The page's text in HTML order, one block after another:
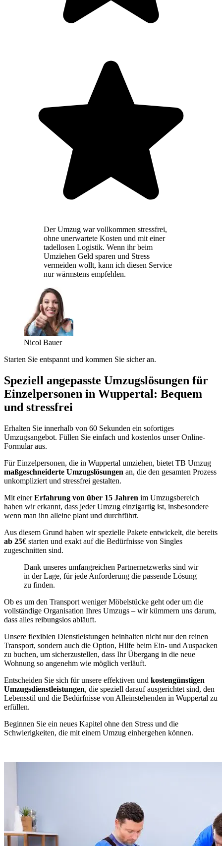
Der Umzug war vollkommen stressfrei,
ohne unerwartete Kosten und mit einer
tadellosen Logistik. Wenn ihr beim
Umziehen Geld sparen und Stress
vermeiden wollt, kann ich diesen Service
nur wärmstens empfehlen.
Nicol Bauer
Starten Sie entspannt und kommen Sie sicher an.
Speziell angepasste Umzugslösungen für
Einzelpersonen in Wuppertal: Bequem
und stressfrei
Erhalten Sie innerhalb von 60 Sekunden ein sofortiges
Umzugsangebot. Füllen Sie einfach und kostenlos unser Online-
Formular aus.
Für Einzelpersonen, die in Wuppertal umziehen, bietet TB Umzug
maßgeschneiderte Umzugslösungen an, die den gesamten Prozess
unkompliziert und stressfrei gestalten.
Mit einerErfahrung von über 15 Jahren im Umzugsbereich
haben wir erkannt, dass jeder Umzug einzigartig ist, insbesondere
wenn man ihn alleine plant und durchführt.
Aus diesem Grund haben wir spezielle Pakete entwickelt, die bereits
ab 25€ starten und exakt auf die Bedürfnisse von Singles
zugeschnitten sind.
Dank unseres umfangreichen Partnernetzwerks sind wir
in der Lage, für jede Anforderung die passende Lösung
zu finden.
Ob es um den Transport weniger Möbelstücke geht oder um die
vollständige Organisation Ihres Umzugs – wir kümmern uns darum,
dass alles reibungslos abläuft.
Unsere flexiblen Dienstleistungen beinhalten nicht nur den reinen
Transport, sondern auch die Option, Hilfe beim Ein- und Auspacken
zu buchen, um sicherzustellen, dass Ihr Übergang in die neue
Wohnung so angenehm wie möglich verläuft.
Entscheiden Sie sich für unsere effektiven und kostengünstigen
Umzugsdienstleistungen, die speziell darauf ausgerichtet sind, den
Lebensstil und die Bedürfnisse von Alleinstehenden in Wuppertal zu
erfüllen.
Beginnen Sie ein neues Kapitel ohne den Stress und die
Schwierigkeiten, die mit einem Umzug einhergehen können.